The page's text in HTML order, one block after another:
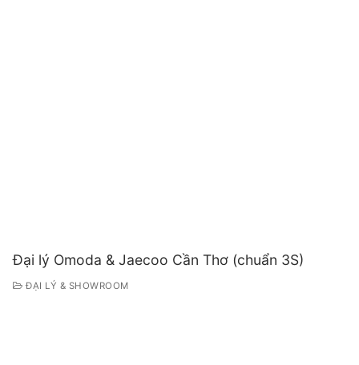
Đại lý Omoda & Jaecoo Cần Thơ (chuẩn 3S)
ĐẠI LÝ & SHOWROOM